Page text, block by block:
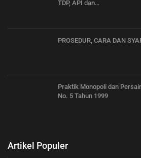
TDP, API dan…
PROSEDUR, CARA DAN
Praktik Monopoli dan
No. 5 Tahun 1999
Artikel Populer